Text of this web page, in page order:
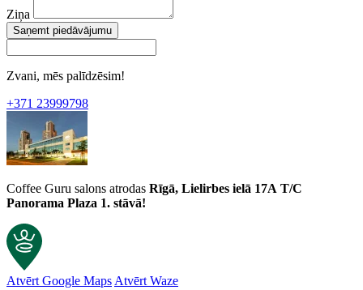
Ziņa
Saņemt piedāvājumu
Zvani, mēs palīdzēsim!
+371 23999798
Coffee Guru salons atrodas Rīgā, Lielirbes ielā 17A T/C
Panorama Plaza 1. stāvā!
Atvērt Google Maps Atvērt Waze